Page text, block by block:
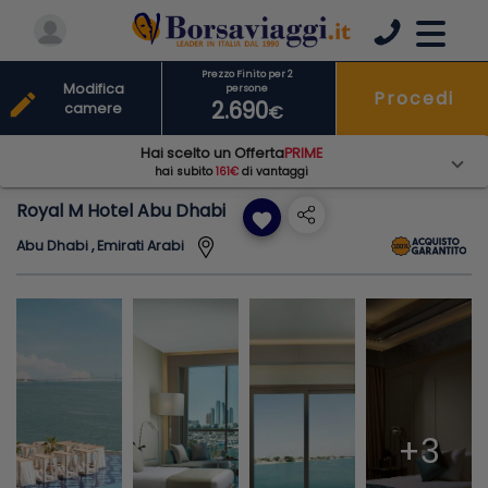
Royal M Hotel Abu Dhabi favorite
Abu Dhabi , Emirati Arabi
+3
Prezzo Finito per 2
persone
2.690€
Procedi
edit
Modifica
camere
Hai scelto un OffertaPRIME
hai subito161€di vantaggi